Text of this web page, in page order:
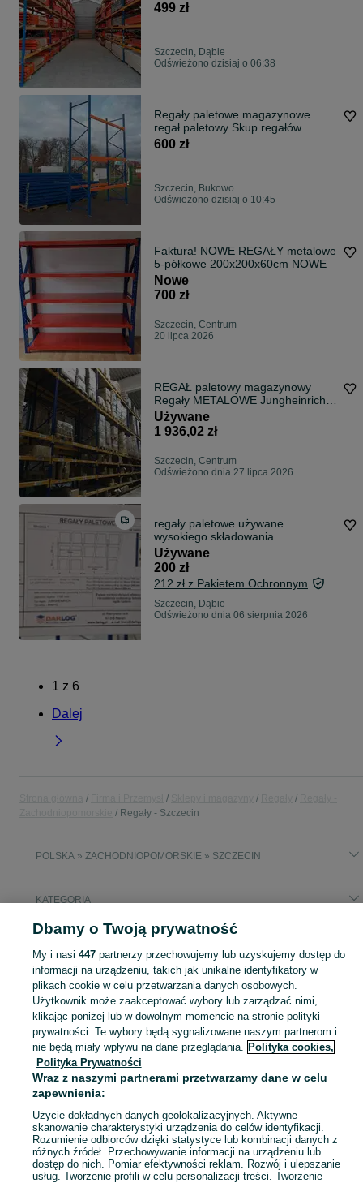
499 zł
Szczecin, Dąbie
Odświeżono dzisiaj o 06:38
Regały paletowe magazynowe
regał paletowy Skup regałów
Szczecin
600 zł
Szczecin, Bukowo
Odświeżono dzisiaj o 10:45
Faktura! NOWE REGAŁY metalowe
5-półkowe 200x200x60cm NOWE
Nowe
700 zł
Szczecin, Centrum
20 lipca 2026
REGAŁ paletowy magazynowy
Regały METALOWE Jungheinrich
MPB UŻYWANY
Używane
1 936,02 zł
Szczecin, Centrum
Odświeżono dnia 27 lipca 2026
regały paletowe używane
wysokiego składowania
Używane
200 zł
212 zł z Pakietem Ochronnym
Szczecin, Dąbie
Odświeżono dnia 06 sierpnia 2026
1 z 6
Dalej
Regały - Szczecin
POLSKA » ZACHODNIOPOMORSKIE » SZCZECIN
KATEGORIA
Popularne wyszukiwania
regał
Sprzedaż regałów sklepowych i magazynowych Szczecin ▶️ Aktualne oferty ✅ Duży wybór produktów w atrakcyjnych cenach ✌ Znajdź ogłoszenia na OLX.pl! Zobacz
Mapa kategorii
Mapa miejscowości
Mapa ministron
Popularne wyszukiwania
Dbamy o Twoją prywatność
My i nasi 447partnerzy przechowujemy lub uzyskujemy dostęp do
informacji na urządzeniu, takich jak unikalne identyfikatory w
plikach cookie w celu przetwarzania danych osobowych.
Użytkownik może zaakceptować wybory lub zarządzać nimi,
klikając poniżej lub w dowolnym momencie na stronie polityki
prywatności. Te wybory będą sygnalizowane naszym partnerom i
nie będą miały wpływu na dane przeglądania. Polityka cookies,
Polityka Prywatności
Wraz z naszymi partnerami przetwarzamy dane w celu
zapewnienia:
Użycie dokładnych danych geolokalizacyjnych. Aktywne
skanowanie charakterystyki urządzenia do celów identyfikacji.
Rozumienie odbiorców dzięki statystyce lub kombinacji danych z
różnych źródeł. Przechowywanie informacji na urządzeniu lub
dostęp do nich. Pomiar efektywności reklam. Rozwój i ulepszanie
usług. Tworzenie profili w celu personalizacji treści. Tworzenie